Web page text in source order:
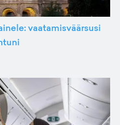
vaatamisväärsusi